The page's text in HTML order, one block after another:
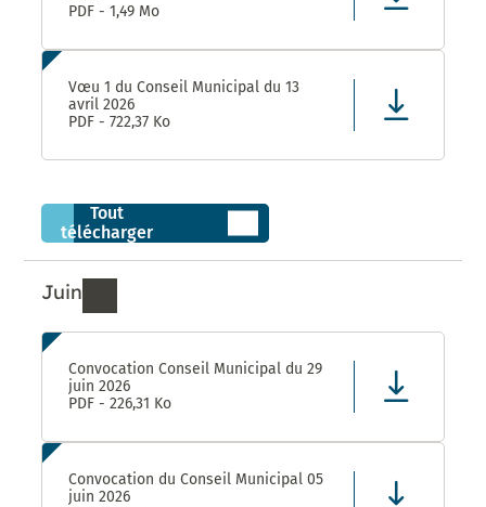
PDF - 1,49 Mo
Vœu 1 du Conseil Municipal du 13
avril 2026
PDF - 722,37 Ko
Tout
télécharger
Juin
Ressources de Juin 2026
Convocation Conseil Municipal du 29
juin 2026
PDF - 226,31 Ko
Convocation du Conseil Municipal 05
juin 2026